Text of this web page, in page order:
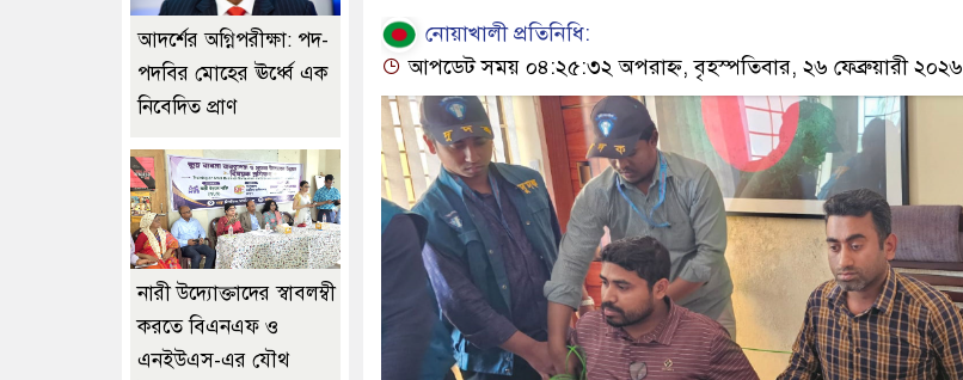
নোয়াখালী প্রতিনিধি:
আপডেট সময় ০৪:২৫:৩২ অপরাহ্ন, বৃহস্পতিবার, ২৬ ফেব্রুয়ারী ২০২৬
আদর্শের অগ্নিপরীক্ষা: পদ-
পদবির মোহের ঊর্ধ্বে এক
নিবেদিত প্রাণ
নারী উদ্যোক্তাদের স্বাবলম্বী
করতে বিএনএফ ও
এনইউএস-এর যৌথ